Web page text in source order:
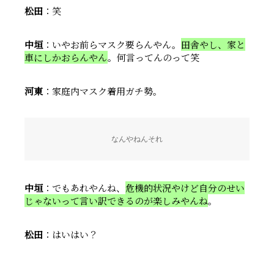
松田 ：笑
中垣：いやお前らマスク要らんやん。 田舎やし、家と
車にしかおらんやん。何言ってんのって笑
河東 ：家庭内マスク着用ガチ勢。
なんやねんそれ
中垣：でもあれやんね、 危機的状況やけど自分のせい
じゃないって言い訳できるのが楽しみやんね。
松田 ：はいはい？